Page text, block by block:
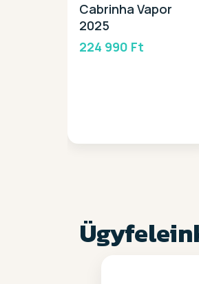
Cabrinha Vapor
2025
224 990 Ft